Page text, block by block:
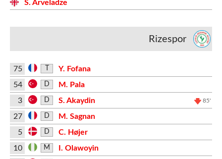
S. Arveladze
Rizespor
75
Y. Fofana
54
D
M. Pala
3
D S. Akaydin 85'
27 D
M. Sagnan
5
D
C. Højer
10
M
I. Olawoyin